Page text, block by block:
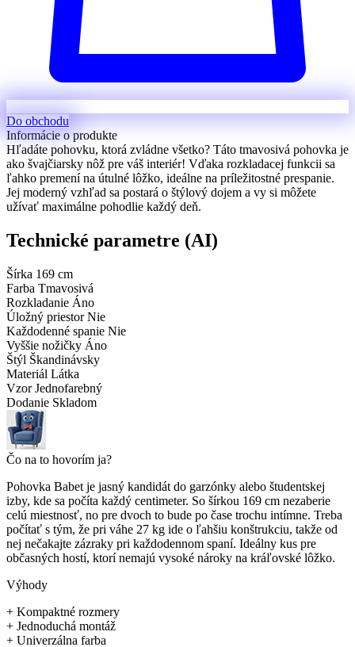
Do obchodu
Informácie o produkte
Hľadáte pohovku, ktorá zvládne všetko? Táto tmavosivá pohovka je
ako švajčiarsky nôž pre váš interiér! Vďaka rozkladacej funkcii sa
ľahko premení na útulné lôžko, ideálne na príležitostné prespanie.
Jej moderný vzhľad sa postará o štýlový dojem a vy si môžete
užívať maximálne pohodlie každý deň.
Technické parametre (AI)
Šírka 169 cm
Farba Tmavosivá
Rozkladanie Áno
Úložný priestor Nie
Každodenné spanie Nie
Vyššie nožičky Áno
Štýl Škandinávsky
Materiál Látka
Vzor Jednofarebný
Dodanie Skladom
Čo na to hovorím ja?
Pohovka Babet je jasný kandidát do garzónky alebo študentskej
izby, kde sa počíta každý centimeter. So šírkou 169 cm nezaberie
celú miestnosť, no pre dvoch to bude po čase trochu intímne. Treba
počítať s tým, že pri váhe 27 kg ide o ľahšiu konštrukciu, takže od
nej nečakajte zázraky pri každodennom spaní. Ideálny kus pre
občasných hostí, ktorí nemajú vysoké nároky na kráľovské lôžko.
Výhody
+ Kompaktné rozmery
+ Jednoduchá montáž
+ Univerzálna farba